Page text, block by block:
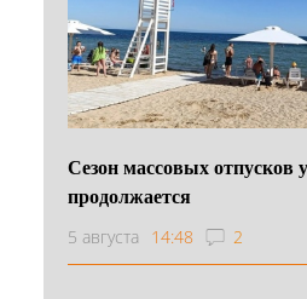
Сезон массовых отпусков
продолжается
5 августа 14:48 2